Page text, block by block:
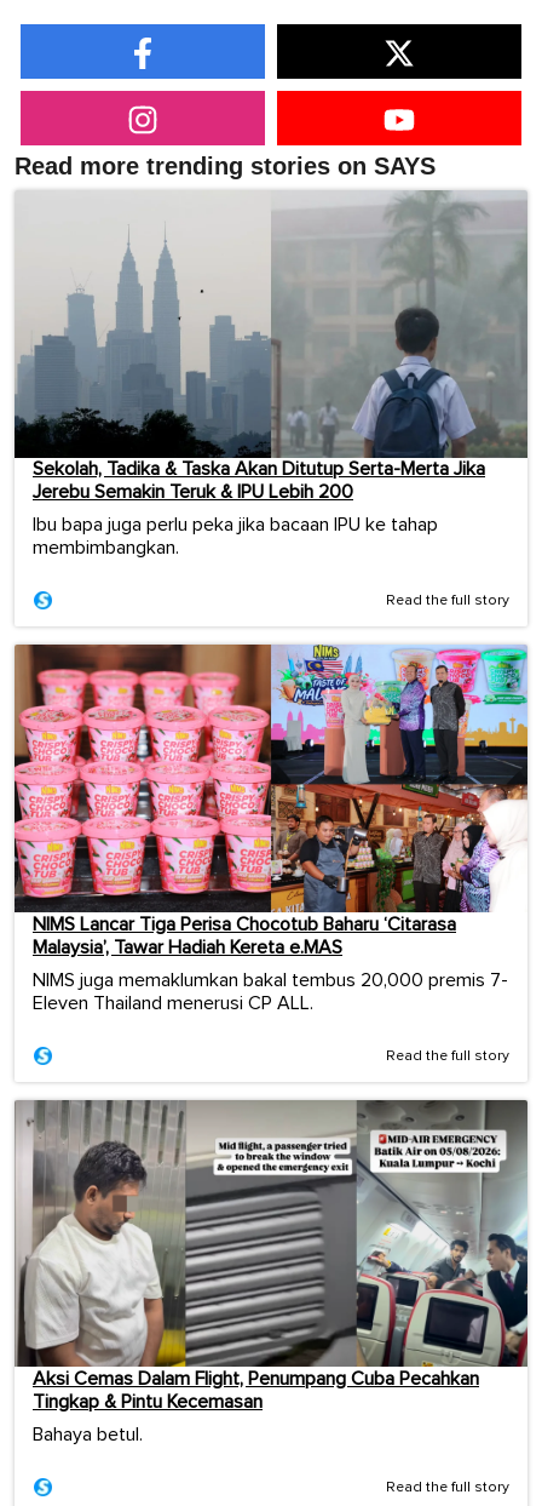
Read more trending stories on SAYS
Sekolah, Tadika & Taska Akan Ditutup Serta-Merta Jika
Jerebu Semakin Teruk & IPU Lebih 200
Ibu bapa juga perlu peka jika bacaan IPU ke tahap
membimbangkan.
Read the full story
NIMS Lancar Tiga Perisa Chocotub Baharu ‘Citarasa
Malaysia’, Tawar Hadiah Kereta e.MAS
NIMS juga memaklumkan bakal tembus 20,000 premis 7-
Eleven Thailand menerusi CP ALL.
Read the full story
Aksi Cemas Dalam Flight, Penumpang Cuba Pecahkan
Tingkap & Pintu Kecemasan
Bahaya betul.
Read the full story